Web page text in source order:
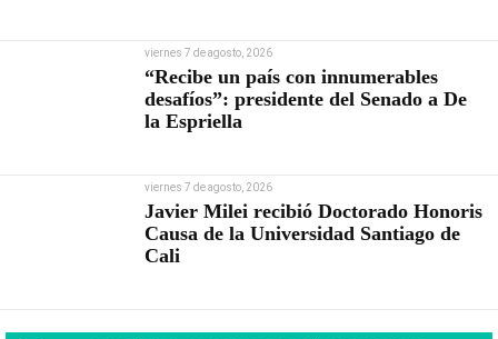
viernes 7 de agosto, 2026
“Recibe un país con innumerables
desafíos”: presidente del Senado a De
la Espriella
viernes 7 de agosto, 2026
Javier Milei recibió Doctorado Honoris
Causa de la Universidad Santiago de
Cali